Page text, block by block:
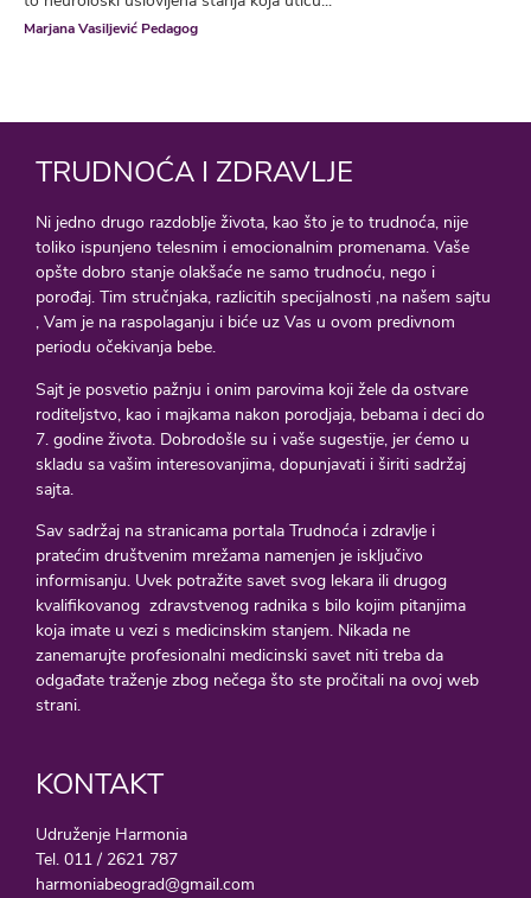
Marjana Vasiljević Pedagog
TRUDNOĆA I ZDRAVLJE
Ni jedno drugo razdoblje života, kao što je to trudnoća, nije
toliko ispunjeno telesnim i emocionalnim promenama. Vaše
opšte dobro stanje olakšaće ne samo trudnoću, nego i
porođaj. Tim stručnjaka, razlicitih specijalnosti ,na našem sajtu
, Vam je na raspolaganju i biće uz Vas u ovom predivnom
periodu očekivanja bebe.
Sajt je posvetio pažnju i onim parovima koji žele da ostvare
roditeljstvo, kao i majkama nakon porodjaja, bebama i deci do
7. godine života. Dobrodošle su i vaše sugestije, jer ćemo u
skladu sa vašim interesovanjima, dopunjavati i širiti sadržaj
sajta.
Sav sadržaj na stranicama portala Trudnoća i zdravlje i
pratećim društvenim mrežama namenjen je isključivo
informisanju. Uvek potražite savet svog lekara ili drugog
kvalifikovanog zdravstvenog radnika s bilo kojim pitanjima
koja imate u vezi s medicinskim stanjem. Nikada ne
zanemarujte profesionalni medicinski savet niti treba da
odgađate traženje zbog nečega što ste pročitali na ovoj web
strani.
KONTAKT
Udruženje Harmonia
Tel. 011 / 2621 787
harmoniabeograd@gmail.com